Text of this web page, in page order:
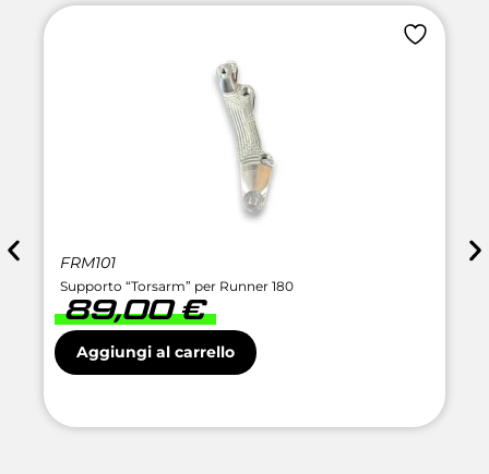
FRM101
Supporto “Torsarm” per Runner 180
89,00€
Aggiungi al carrello